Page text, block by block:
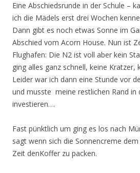
Eine Abschiedsrunde in der Schule –
ich die Mädels erst drei Wochen
Dann gibt es noch etwas Sonne im
Abschied vom Acorn House. Nun ist
Flughafen: Die N2 ist voll aber kein
ging alles ganz schnell, keine Kratzer,
Leider war ich dann eine Stunde vor
und musste meine restlichen Rand in
investieren….
Fast pünktlich um ging es los nach
sagt wenn sich die Sonnencreme
Zeit denKoffer zu packen.